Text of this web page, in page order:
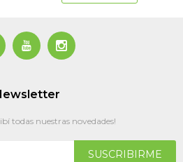
 
todas nuestras novedades!
SUSCRIBIRME